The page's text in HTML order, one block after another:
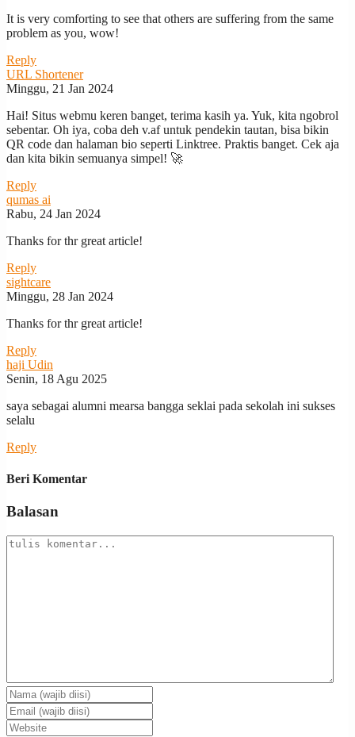
It is very comforting to see that others are suffering from the same
problem as you, wow!
Reply
URL Shortener
Minggu, 21 Jan 2024
Hai! Situs webmu keren banget, terima kasih ya. Yuk, kita ngobrol
sebentar. Oh iya, coba deh v.af untuk pendekin tautan, bisa bikin
QR code dan halaman bio seperti Linktree. Praktis banget. Cek aja
dan kita bikin semuanya simpel! 🚀
Reply
qumas ai
Rabu, 24 Jan 2024
Thanks for thr great article!
Reply
sightcare
Minggu, 28 Jan 2024
Thanks for thr great article!
Reply
haji Udin
Senin, 18 Agu 2025
saya sebagai alumni mearsa bangga seklai pada sekolah ini sukses
selalu
Reply
Beri Komentar
Balasan